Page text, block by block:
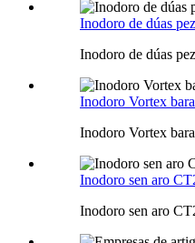
Inodoro de dúas
Inodoro de dúas
Inodoro Vortex
Inodoro Vortex
Inodoro sen aro
Inodoro sen aro